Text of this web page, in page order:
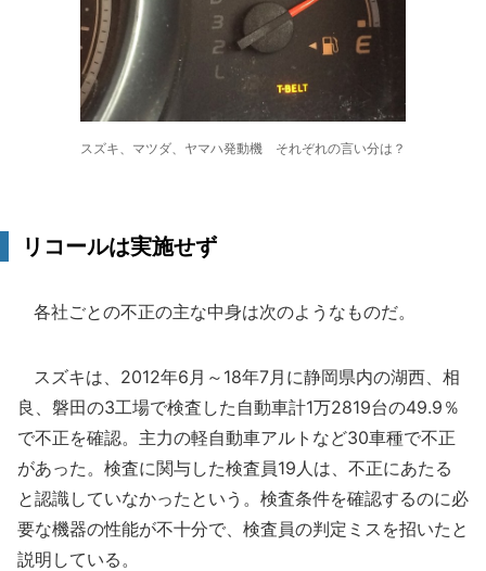
スズキ、マツダ、ヤマハ発動機 それぞれの言い分は？
リコールは実施せず
各社ごとの不正の主な中身は次のようなものだ。
スズキは、2012年6月～18年7月に静岡県内の湖西、相
良、磐田の3工場で検査した自動車計1万2819台の49.9％
で不正を確認。主力の軽自動車アルトなど30車種で不正
があった。検査に関与した検査員19人は、不正にあたる
と認識していなかったという。検査条件を確認するのに必
要な機器の性能が不十分で、検査員の判定ミスを招いたと
説明している。